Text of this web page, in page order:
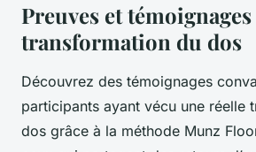
Preuves et
transformation du dos
Découvrez des témoignages
participants ayant vécu une réelle
dos grâce à la méthode Munz